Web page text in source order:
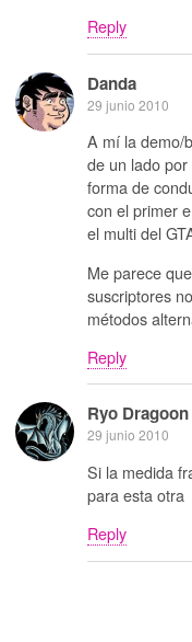
Reply
Danda
29 junio 2010
A mí la demo/
de un lado
forma de
con el primer
el multi del
Me parece
suscriptores
métodos
Reply
Ryo Dragoon
29 junio 2010
Si la medida
para esta otra
Reply